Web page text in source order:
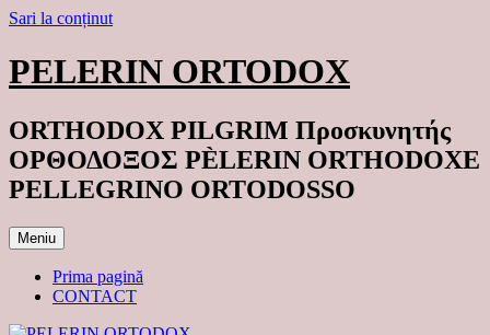
Sari la conținut
PELERIN ORTODOX
ORTHODOX PILGRIM Προσκυνητής
ΟΡΘΟΔΟΞΟΣ PÈLERIN ORTHODOXE
PELLEGRINO ORTODOSSO
Meniu
Prima pagină
CONTACT